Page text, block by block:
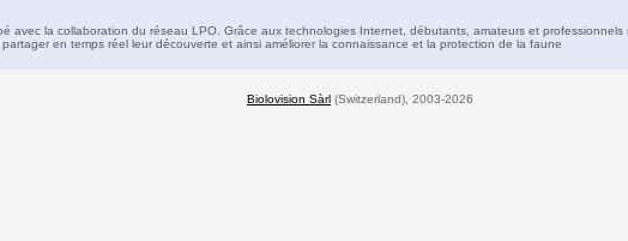
avec la collaboration du réseau LPO. Grâce aux technologies Internet, débutants, amateurs et professionnels
partager en temps réel leur découverte et ainsi améliorer la connaissance et la protection de la faune
Biolovision Sàrl (Switzerland), 2003-2026